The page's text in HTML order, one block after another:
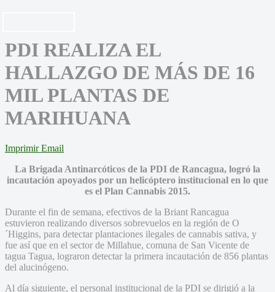
PDI REALIZA EL
HALLAZGO DE MÁS DE 16
MIL PLANTAS DE
MARIHUANA
Imprimir Email
La Brigada Antinarcóticos de la PDI de Rancagua, logró la
incautación apoyados por un helicóptero institucional en lo que
es el Plan Cannabis 2015.
Durante el fin de semana, efectivos de la Briant Rancagua
estuvieron realizando diversos sobrevuelos en la región de O
´Higgins, para detectar plantaciones ilegales de cannabis sativa, y
fue así que en el sector de Millahue, comuna de San Vicente de
tagua Tagua, lograron detectar la primera incautación de 856 plantas
del alucinógeno.
Al día siguiente, el personal institucional de la PDI se dirigió a la